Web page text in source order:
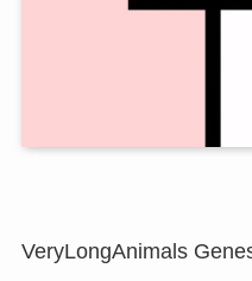
VeryLongAnimals